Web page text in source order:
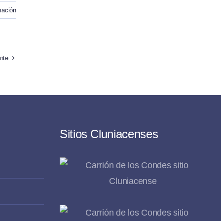
Sitios Cluniacenses